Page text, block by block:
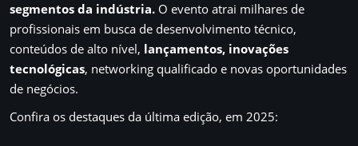
segmentos da indústria. O evento atrai milhares de
profissionais em busca de desenvolvimento técnico,
conteúdos de alto nível, lançamentos, inovações
tecnológicas, networking qualificado e novas oportunidades
de negócios.
Confira os destaques da última edição, em 2025: